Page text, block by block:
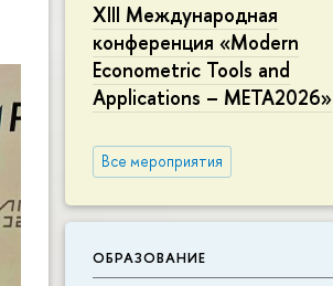
XIII Международная
конференция «Modern
Econometric Tools and
Applications – META2026»
Все мероприятия
ОБРАЗОВАНИЕ